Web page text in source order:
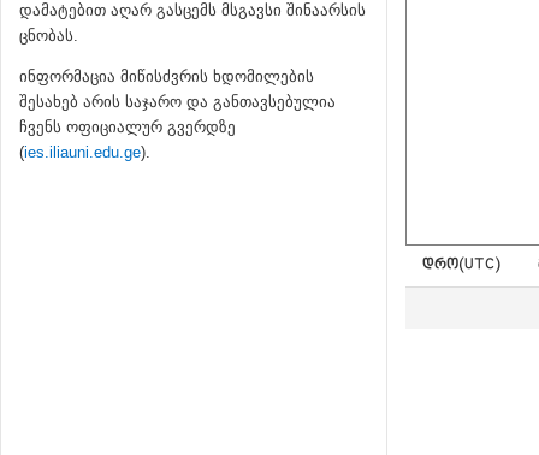
დამატებით აღარ გასცემს მსგავსი შინაარსის
ცნობას.
ინფორმაცია მიწისძვრის ხდომილების
შესახებ არის საჯარო და განთავსებულია
ჩვენს ოფიციალურ გვერდზე
(ies.iliauni.edu.ge).
ᲓᲠᲝ(UTC)